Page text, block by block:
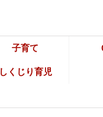
子育て
しくじり育児